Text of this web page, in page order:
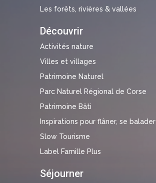
Les forêts, rivières & vallées
Découvrir
Activités nature
Villes et villages
Patrimoine Naturel
Parc Naturel Régional de Corse
Patrimoine Bâti
Inspirations pour flâner, se balader
Slow Tourisme
Label Famille Plus
Séjourner